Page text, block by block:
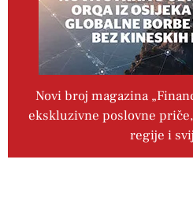
Novi broj magazina
ekskluzivne poslovne
regije i